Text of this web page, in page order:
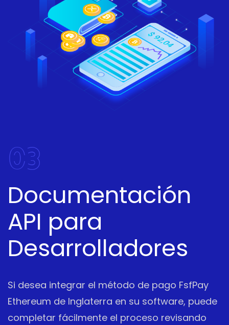
03
Documentación
API para
Desarrolladores
Si desea integrar el método de pago FsfPay
Ethereum de Inglaterra en su software, puede
completar fácilmente el proceso revisando